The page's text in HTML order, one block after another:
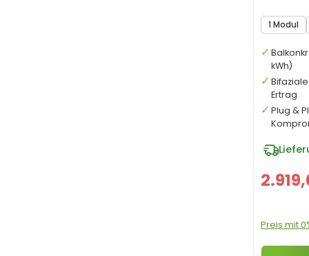
1 Modul
Preis mit
kWh)
Ertrag
Plug &